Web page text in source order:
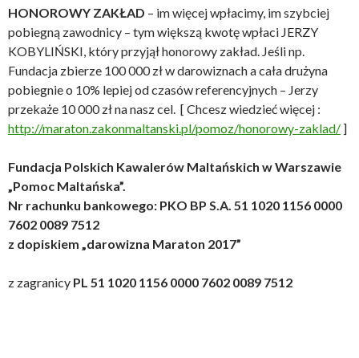
HONOROWY ZAKŁAD – im więcej wpłacimy, im szybciej
pobiegną zawodnicy – tym większą kwotę wpłaci JERZY
KOBYLIŃSKI, który przyjął honorowy zakład. Jeśli np.
Fundacja zbierze 100 000 zł w darowiznach a cała drużyna
pobiegnie o 10% lepiej od czasów referencyjnych – Jerzy
przekaże 10 000 zł na nasz cel. [ Chcesz wiedzieć więcej :
http://maraton.zakonmaltanski.pl/pomoz/honorowy-zaklad/ ]
Fundacja Polskich Kawalerów Maltańskich w Warszawie
„Pomoc Maltańska”.
Nr rachunku bankowego: PKO BP S.A. 51 1020 1156 0000
7602 0089 7512
z dopiskiem „darowizna Maraton 2017”
z zagranicy PL 51 1020 1156 0000 7602 0089 7512